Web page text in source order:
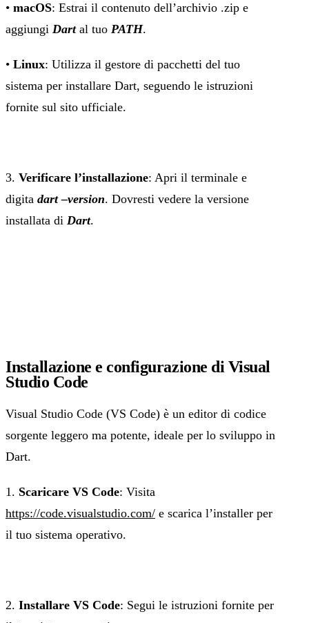
• macOS: Estrai il contenuto dell’archivio .zip e
aggiungi Dartal tuo PATH.
• Linux: Utilizza il gestore di pacchetti del tuo
sistema per installare Dart, seguendo le istruzioni
fornite sul sito ufficiale.
3. Verificare l’installazione: Apri il terminale e
digita dart –version. Dovresti vedere la versione
installata di Dart.
Installazione e configurazione di Visual
Studio Code
Visual Studio Code (VS Code) è un editor di codice
sorgente leggero ma potente, ideale per lo sviluppo in
Dart.
1. Scaricare VS Code: Visita
https://code.visualstudio.com/ e scarica l’installer per
il tuo sistema operativo.
2. Installare VS Code: Segui le istruzioni fornite per